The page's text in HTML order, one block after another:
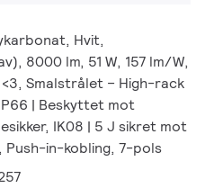
Hvit,
8000 lm, 51 W, 157 lm/W,
Smalstrålet – High-rack
| Beskyttet mot
IK08 | 5 J sikret mot
Push-in-kobling, 7-pols